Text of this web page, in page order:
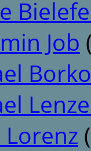
Job
Lorenz